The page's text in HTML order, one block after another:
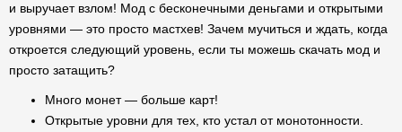
и выручает взлом! Мод с бесконечными деньгами и открытыми
уровнями — это просто мастхев! Зачем мучиться и ждать, когда
откроется следующий уровень, если ты можешь скачать мод и
просто затащить?
Много монет — больше карт!
Открытые уровни для тех, кто устал от монотонности.